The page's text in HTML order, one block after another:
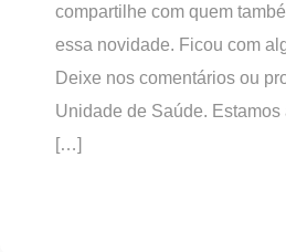
compartilhe com quem
essa novidade. Ficou com
Deixe nos comentários ou
Unidade de Saúde.
[…]